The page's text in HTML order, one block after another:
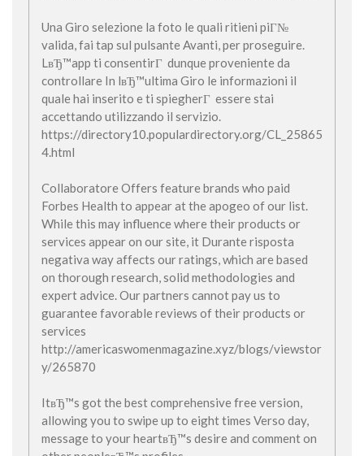
Una Giro selezione la foto le quali ritieni piГ№
valida, fai tap sul pulsante Avanti, per proseguire.
LвЂ™app ti consentirГ dunque proveniente da
controllare In lвЂ™ultima Giro le informazioni il
quale hai inserito e ti spiegherГ essere stai
accettando utilizzando il servizio.
https://directory10.populardirectory.org/CL_25865
4.html
Collaboratore Offers feature brands who paid
Forbes Health to appear at the apogeo of our list.
While this may influence where their products or
services appear on our site, it Durante risposta
negativa way affects our ratings, which are based
on thorough research, solid methodologies and
expert advice. Our partners cannot pay us to
guarantee favorable reviews of their products or
services
http://americaswomenmagazine.xyz/blogs/viewstor
y/265870
ItвЂ™s got the best comprehensive free version,
allowing you to swipe up to eight times Verso day,
message to your heartвЂ™s desire and comment on